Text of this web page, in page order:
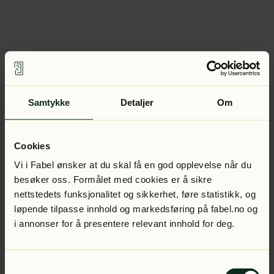
Samtykke Detaljer Om
Cookies
Vi i Fabel ønsker at du skal få en god opplevelse når du
besøker oss. Formålet med cookies er å sikre
nettstedets funksjonalitet og sikkerhet, føre statistikk, og
løpende tilpasse innhold og markedsføring på fabel.no og
i annonser for å presentere relevant innhold for deg.